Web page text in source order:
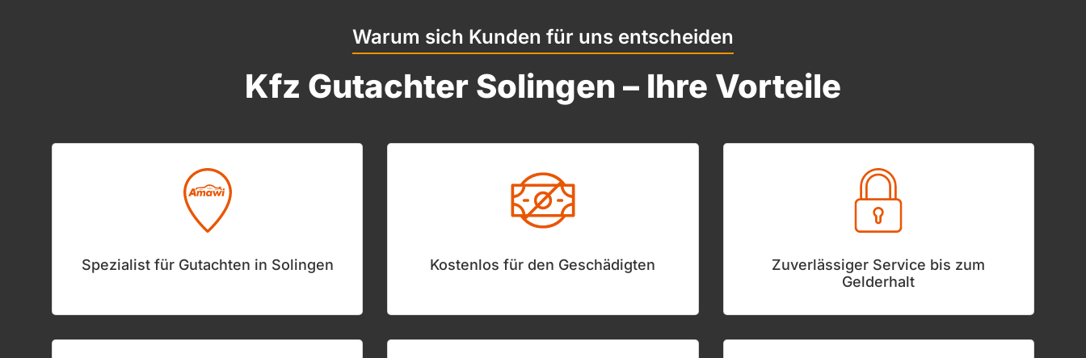
Warum sich Kunden für uns entscheiden
Kfz Gutachter Solingen – Ihre Vorteile
Spezialist für Gutachten in Solingen Kostenlos für den Geschädigten
Zuverlässiger Service bis zum
Gelderhalt